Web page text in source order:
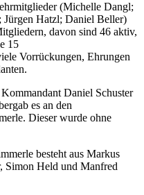
(Michelle Dangl;
Jürgen Hatzl; Daniel Beller)
davon sind 46 aktiv,
15
Vorrückungen, Ehrungen
Daniel Schuster
es an den
Dieser wurde ohne
besteht aus Markus
Simon Held und Manfred